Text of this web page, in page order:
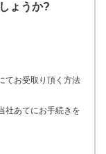
ょうか?
てお受取り頂く方法
社あてにお手続きを